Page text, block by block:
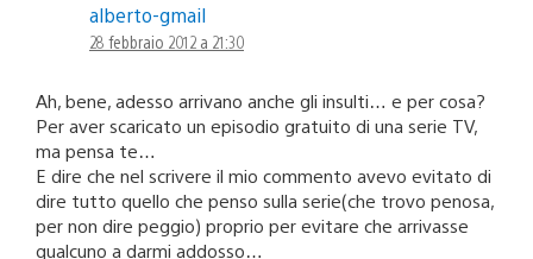
alberto-gmail
28 febbraio 2012 a 21:30
Ah, bene, adesso arrivano anche gli insulti… e per cosa?
Per aver scaricato un episodio gratuito di una serie TV,
ma pensa te…
E dire che nel scrivere il mio commento avevo evitato di
dire tutto quello che penso sulla serie(che trovo penosa,
per non dire peggio) proprio per evitare che arrivasse
qualcuno a darmi addosso…